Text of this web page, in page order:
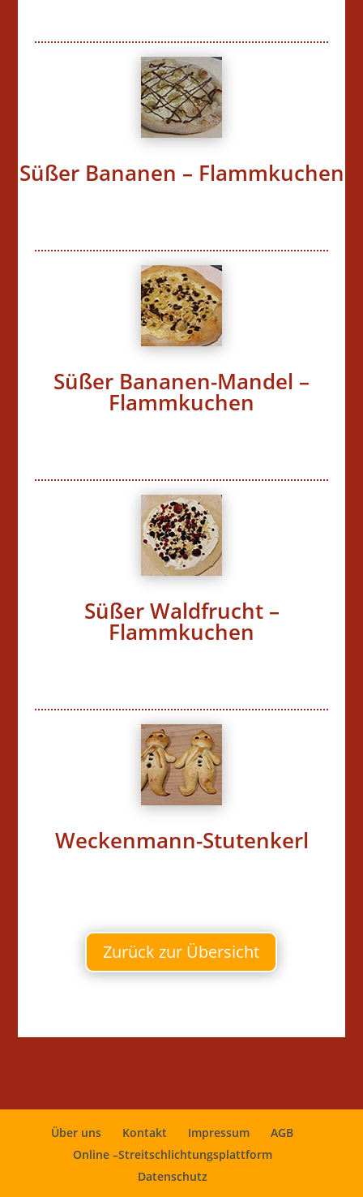
Süßer Bananen – Flammkuchen
Süßer Bananen-Mandel –
Flammkuchen
Süßer Waldfrucht –
Flammkuchen
Weckenmann-Stutenkerl
Zurück zur Übersicht
Über uns Kontakt Impressum
AGB
Online –Streitschlichtungsplattform
Datenschutz